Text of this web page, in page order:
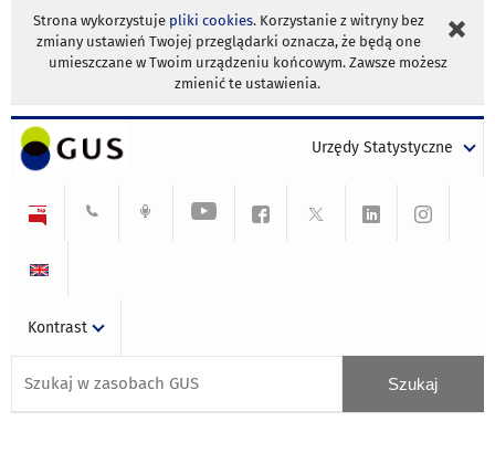
Strona wykorzystuje pliki cookies. Korzystanie z witryny bez
zmiany ustawień Twojej przeglądarki oznacza, że będą one
umieszczane w Twoim urządzeniu końcowym. Zawsze możesz
zmienić te ustawienia.
Urzędy Statystyczne
Kontrast